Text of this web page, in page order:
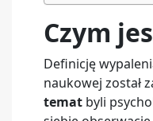
Czym
Definicję
naukowej został
tematbyli